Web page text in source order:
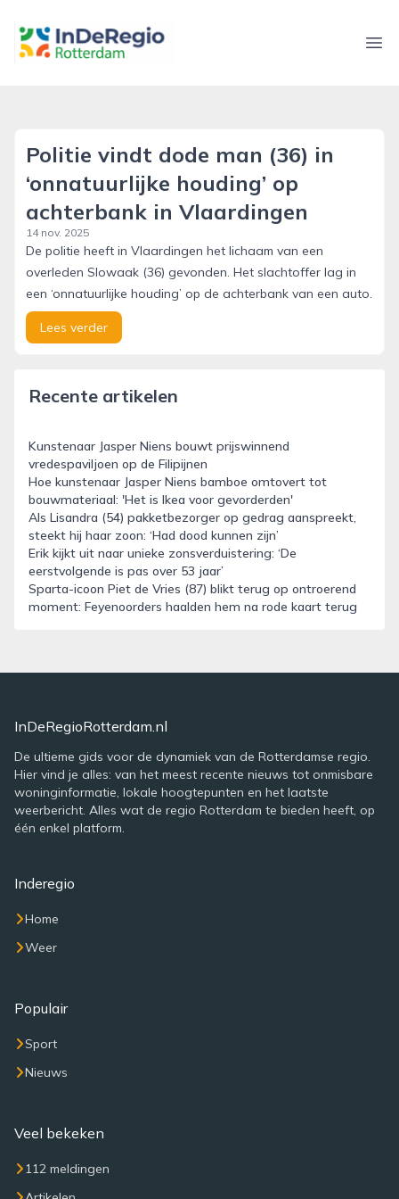
inderegiorotterdam.nl
Politie vindt dode man (36) in
‘onnatuurlijke houding’ op
achterbank in Vlaardingen
14 nov. 2025
De politie heeft in Vlaardingen het lichaam van een
overleden Slowaak (36) gevonden. Het slachtoffer lag in
een ‘onnatuurlijke houding’ op de achterbank van een auto.
Lees verder
Recente artikelen
Kunstenaar Jasper Niens bouwt prijswinnend
vredespaviljoen op de Filipijnen
Hoe kunstenaar Jasper Niens bamboe omtovert tot
bouwmateriaal: 'Het is Ikea voor gevorderden'
Als Lisandra (54) pakketbezorger op gedrag aanspreekt,
steekt hij haar zoon: ‘Had dood kunnen zijn’
Erik kijkt uit naar unieke zonsverduistering: ‘De
eerstvolgende is pas over 53 jaar’
Sparta-icoon Piet de Vries (87) blikt terug op ontroerend
moment: Feyenoorders haalden hem na rode kaart terug
InDeRegioRotterdam.nl
De ultieme gids voor de dynamiek van de Rotterdamse regio.
Hier vind je alles: van het meest recente nieuws tot onmisbare
woninginformatie, lokale hoogtepunten en het laatste
weerbericht. Alles wat de regio Rotterdam te bieden heeft, op
één enkel platform.
Inderegio
Home
Weer
Populair
Sport
Nieuws
Veel bekeken
112 meldingen